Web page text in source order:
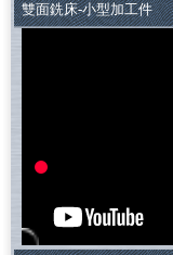
雙面銑床-小型加工件